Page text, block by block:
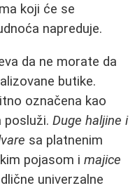
koji će se
napreduje.
da ne morate da
butike.
označena kao
posluži. Duge haljine i
sa platnenim
pojasom i majice
univerzalne